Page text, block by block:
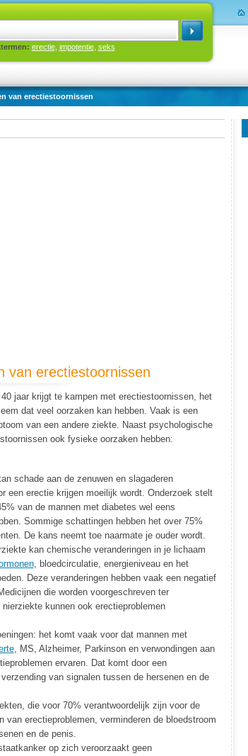
erectie, impotentie, seks
van erectiestoornissen
van erectiestoornissen
jaar krijgt te kampen met erectiestoornissen, het
dat veel oorzaken kan hebben. Vaak is een
van een andere ziekte. Naast psychologische
ook fysieke oorzaken hebben:
schade aan de zenuwen en slagaderen
een erectie krijgen moeilijk wordt. Onderzoek stelt
van de mannen met diabetes wel eens
Sommige schattingen hebben het over 75%
De kans neemt toe naarmate je ouder wordt.
kan chemische veranderingen in je lichaam
, bloedcirculatie, energieniveau en het
Deze veranderingen hebben vaak een negatief
die worden voorgeschreven ter
nierziekte kunnen ook erectieproblemen
het komt vaak voor dat mannen met
, MS, Alzheimer, Parkinson en verwondingen aan
ervaren. Dat komt door een
van signalen tussen de hersenen en de
die voor 70% verantwoordelijk zijn voor de
van erectieproblemen, verminderen de bloedstroom
en de penis.
op zich veroorzaakt geen